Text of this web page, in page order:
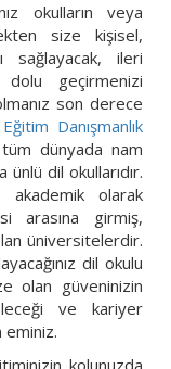
okulların veya
size kişisel,
sağlayacak, ileri
geçirmenizi
son derece
Danışmanlık
tüm dünyada nam
ünlü dil okullarıdır.
akademik olarak
arasına girmiş,
üniversitelerdir.
dil okulu
olan güveninizin
ve kariyer
eminiz.